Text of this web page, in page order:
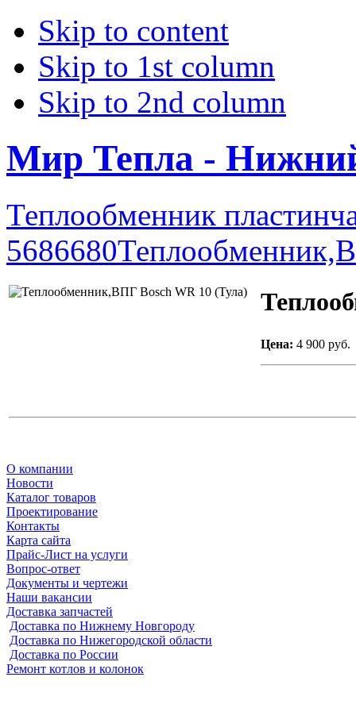
Skip to content
Skip to 1st column
Skip to 2nd column
Мир Тепла -
Теплообменник
5686680
Цена: 4 900 руб.
О компании
Новости
Каталог товаров
Проектирование
Контакты
Карта сайта
Прайс-Лист на услуги
Вопрос-ответ
Документы и чертежи
Наши вакансии
Доставка запчастей
Доставка по Нижнему Новгороду
Доставка по Нижегородской области
Доставка по России
Ремонт котлов и колонок